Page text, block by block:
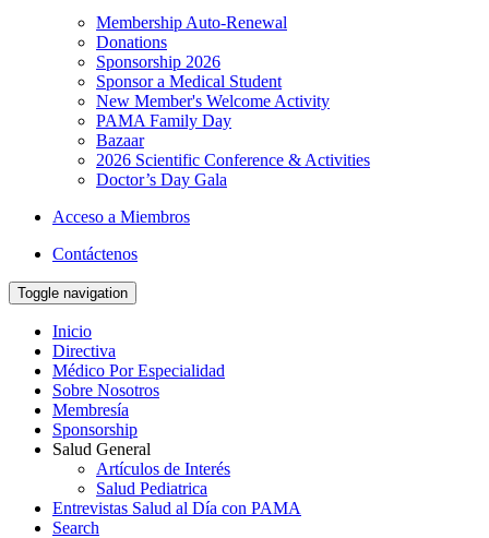
Membership Auto-Renewal
Donations
Sponsorship 2026
Sponsor a Medical Student
New Member's Welcome Activity
PAMA Family Day
Bazaar
2026 Scientific Conference & Activities
Doctor’s Day Gala
Acceso a Miembros
Contáctenos
Toggle navigation
Inicio
Directiva
Médico Por Especialidad
Sobre Nosotros
Membresía
Sponsorship
Salud General
Artículos de Interés
Salud Pediatrica
Entrevistas Salud al Día con PAMA
Search